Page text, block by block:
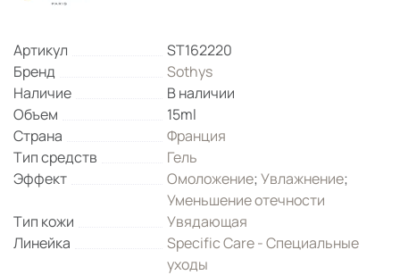
Артикул
ST162220
Бренд
Sothys
Наличие
В наличии
Объем
15ml
Страна
Франция
Тип средств
Гель
Эффект
Омоложение;Увлажнение;
Уменьшение отечности
Тип кожи
Увядающая
Линейка
Specific Care - Специальные
уходы